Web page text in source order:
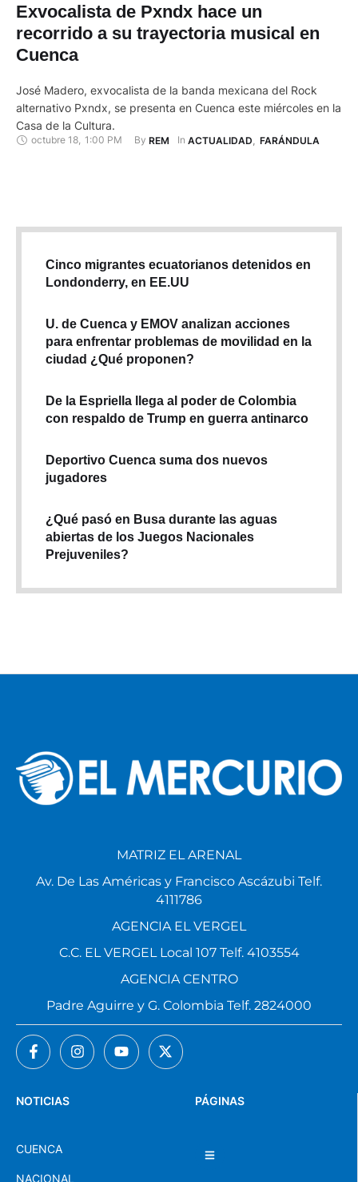
Exvocalista de Pxndx hace un
recorrido a su trayectoria musical en
Cuenca
José Madero, exvocalista de la banda mexicana del Rock
alternativo Pxndx, se presenta en Cuenca este miércoles en la
Casa de la Cultura.
octubre 18, 1:00 PM By REM In ACTUALIDAD FARÁNDULA
Cinco migrantes ecuatorianos detenidos en
Londonderry, en EE.UU
U. de Cuenca y EMOV analizan acciones
para enfrentar problemas de movilidad en la
ciudad ¿Qué proponen?
De la Espriella llega al poder de Colombia
con respaldo de Trump en guerra antinarco
Deportivo Cuenca suma dos nuevos
jugadores
¿Qué pasó en Busa durante las aguas
abiertas de los Juegos Nacionales
Prejuveniles?
PÁGINAS
NOTICIAS
CUENCA
NACIONAL
MATRIZ EL ARENAL
Av. De Las Américas y Francisco Ascázubi Telf.
4111786
AGENCIA EL VERGEL
C.C. EL VERGEL Local 107 Telf. 4103554
AGENCIA CENTRO
Padre Aguirre y G. Colombia Telf. 2824000